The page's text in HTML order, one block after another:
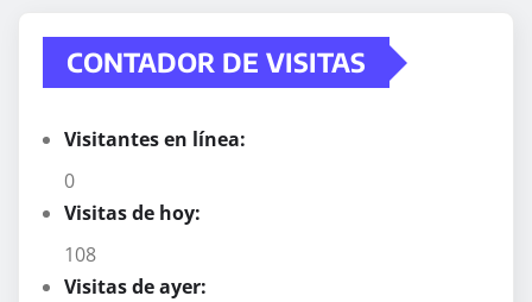
CONTADOR DE VISITAS
Visitantes en línea:
0
Visitas de hoy:
108
Visitas de ayer: